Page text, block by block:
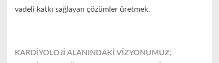
vadeli katkı sağlayan çözümler üretmek.
KARDİYOLOJİ ALANINDAKİ VİZYONUMUZ;